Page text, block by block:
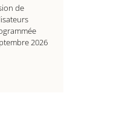
de
2026